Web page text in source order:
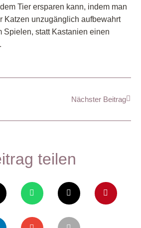
Tier ersparen kann, indem man
Katzen unzugänglich aufbewahrt
Spielen, statt Kastanien einen
Nächster Beitrag
teilen